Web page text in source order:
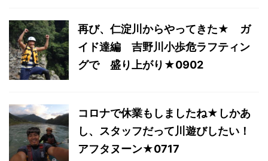
再び、仁淀川からやってきた★ ガ
イド達編 吉野川小歩危ラフティン
グで 盛り上がり★0902
コロナで休業もしましたね★しかあ
し、スタッフだって川遊びしたい！
アフタヌーン★0717